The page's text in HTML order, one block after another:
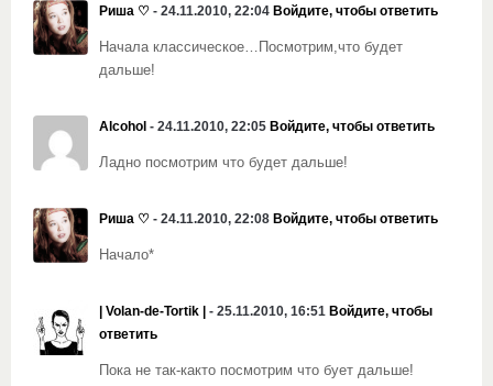
Риша ♡ - 24.11.2010, 22:04 Войдите, чтобы ответить
Начала классическое…Посмотрим,что будет
дальше!
Alcohol - 24.11.2010, 22:05 Войдите, чтобы ответить
Ладно посмотрим что будет дальше!
Риша ♡ - 24.11.2010, 22:08 Войдите, чтобы ответить
Начало*
| Volan-de-Tortik | - 25.11.2010, 16:51 Войдите, чтобы
ответить
Пока не так-както посмотрим что бует дальше!